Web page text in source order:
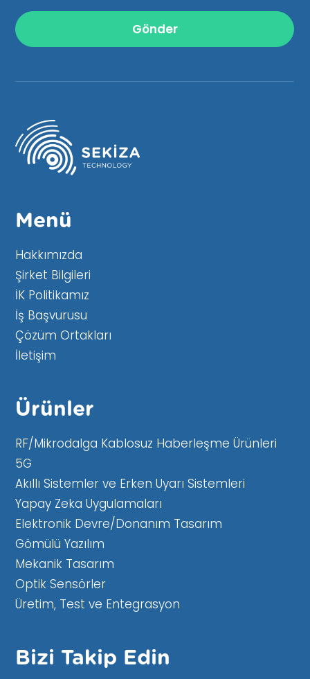
Menü
Hakkımızda
Şirket Bilgileri
İK Politikamız
İş Başvurusu
Çözüm Ortakları
İletişim
Ürünler
RF/Mikrodalga Kablosuz Haberleşme Ürünleri
5G
Akıllı Sistemler ve Erken Uyarı Sistemleri
Yapay Zeka Uygulamaları
Elektronik Devre/Donanım Tasarım
Gömülü Yazılım
Mekanik Tasarım
Optik Sensörler
Üretim, Test ve Entegrasyon
Bizi Takip Edin